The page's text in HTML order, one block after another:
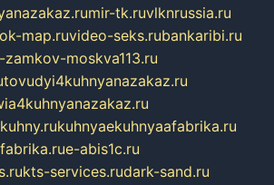
mir-tk.ruvlknrussia.ru
map.ruvideo-seks.rubankaribi.ru
moskva113.ru
tovudyi4kuhnyanazakaz.ru
kuhnyaekuhnyaafabrika.ru
e-abis1c.ru
kts-services.rudark-sand.ru